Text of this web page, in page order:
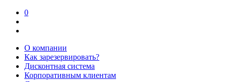
0
О компании
Как зарезервировать?
Дисконтная система
Корпоративным клиентам